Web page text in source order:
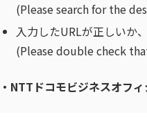
(Please search for the
入力したURLが正しいか
(Please double check
・NTTドコモビジネスオフ